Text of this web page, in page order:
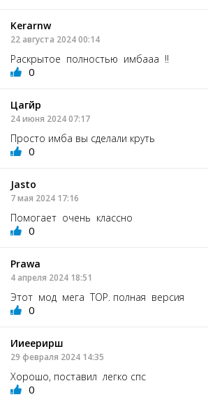
Kerarnw
22 августа 2024 00:14
Раскрытое полностью имбааа !!
0
Цагйр
24 июня 2024 07:17
Просто имба вы сделали круть
0
Jasto
7 мая 2024 17:16
Помогает очень классно
0
Prawa
4 апреля 2024 18:51
Этот мод мега ТОР. полная версия
0
Ииеерирш
29 февраля 2024 14:35
Хорошо, поставил легко спс
0